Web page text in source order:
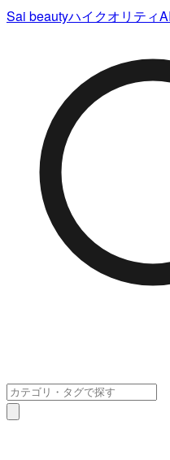
Sai beautyハイクオリティ